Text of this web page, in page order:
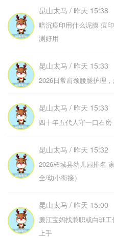
昆山太马 / 昨天 15:38
暗沉痘印用什么泥膜 痘
测好用
昆山太马 / 昨天 15:33
2026日常肩颈腰腿护理
昆山太马 / 昨天 15:33
四十年五代人守一口石
昆山太马 / 昨天 15:32
2026柘城县幼儿园排名
全/幼小衔接）
昆山太马 / 昨天 15:00
廉江宝妈找兼职或白班
上手